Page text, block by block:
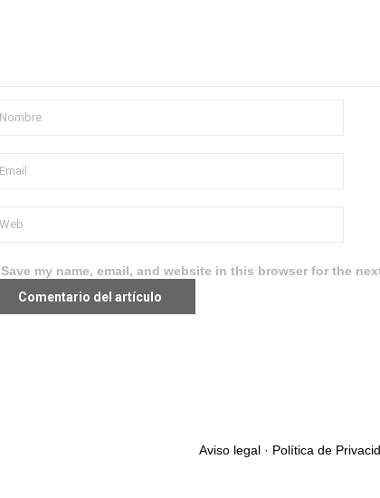
Save my name, email, and website in this browser for the
Aviso legal· Política de